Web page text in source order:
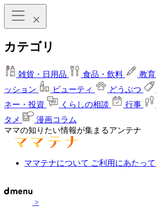
カテゴリ
雑貨・日用品 食品・飲料 教育
ッション
ビューティ どうぶつ
ネー・投資
くらしの相談 行事
タメ
漫画コラム
ママの知りたい情報が集まるアンテナ
ママテナについて ご利用にあたって
>